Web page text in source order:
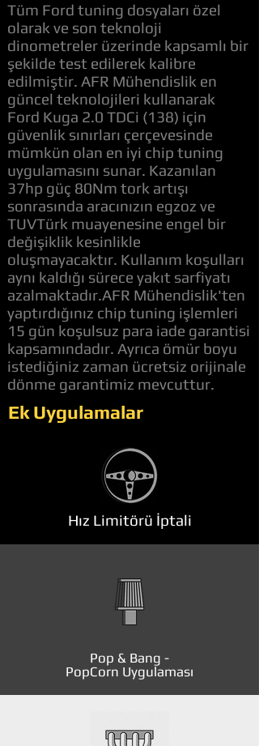
Tüm Ford tuning dosyaları özel
olarak ve son teknoloji
dinometreler üzerinde kapsamlı bir
şekilde test edilerek kalibre
edilmiştir. AFR Mühendislik en
güncel teknolojileri kullanarak
Ford Kuga 2.0 TDCi (138) için
güvenlik sınırları çerçevesinde
mümkün olan en iyi chip tuning
uygulamasını sunar. Kazanılan
37hp güç 80Nm tork artışı
sonrasında aracınızın egzoz ve
TUVTürk muayenesine engel bir
değişiklik kesinlikle
oluşmayacaktır. Kullanım koşulları
aynı kaldığı sürece yakıt sarfiyatı
azalmaktadır.AFR Mühendislik'ten
yaptırdığınız chip tuning işlemleri
15 gün koşulsuz para iade garantisi
kapsamındadır. Ayrıca ömür boyu
istediğiniz zaman ücretsiz orijinale
dönme garantimiz mevcuttur.
Ek Uygulamalar
Hız Limitörü İptali
Pop & Bang -
PopCorn Uygulaması